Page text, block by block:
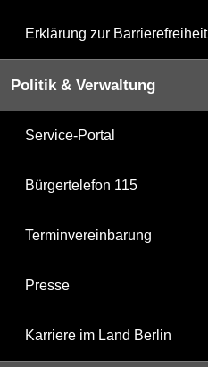
Erklärung zur Barrierefreiheit
Politik & Verwaltung
Service-Portal
Bürgertelefon 115
Terminvereinbarung
Presse
Karriere im Land Berlin